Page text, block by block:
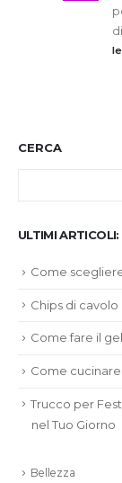
per
di
leggi di
CERCA
ULTIMI ARTICOLI:
Come
Chips di
Come fare il
Come
Trucco per
nel Tuo Giorno
Bellezza